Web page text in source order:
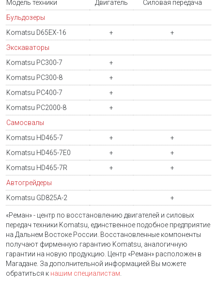
Модель техники Двигатель
Силовая передача
Бульдозеры
Komatsu D65EX-16
+
+
Экскаваторы
Komatsu PC300-7
+
Komatsu PC300-8
+
Komatsu PC400-7
+
Komatsu PC2000-8
+
Самосвалы
Komatsu HD465-7
+
+
Komatsu HD465-7E0
+
+
Komatsu HD465-7R
+
+
Автогрейдеры
Komatsu GD825A-2
+
«Реман» - центр по восстановлению двигателей и силовых
передач техники Komatsu, единственное подобное предприятие
на Дальнем Востоке России. Восстановленные компоненты
получают фирменную гарантию Komatsu, аналогичную
гарантии на новую продукцию. Центр «Реман» расположен в
Магадане. За дополнительной информацией Вы можете
обратиться к нашим специалистам.